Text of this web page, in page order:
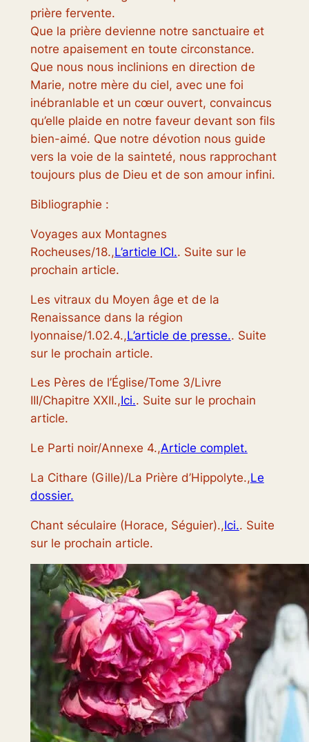
prière fervente.
Que la prière devienne notre sanctuaire et
notre apaisement en toute circonstance.
Que nous nous inclinions en direction de
Marie, notre mère du ciel, avec une foi
inébranlable et un cœur ouvert, convaincus
qu’elle plaide en notre faveur devant son fils
bien-aimé. Que notre dévotion nous guide
vers la voie de la sainteté, nous rapprochant
toujours plus de Dieu et de son amour infini.
Bibliographie :
Voyages aux Montagnes
Rocheuses/18.,L’article ICI.. Suite sur le
prochain article.
Les vitraux du Moyen âge et de la
Renaissance dans la région
lyonnaise/1.02.4.,L’article de presse.. Suite
sur le prochain article.
Les Pères de l’Église/Tome 3/Livre
III/Chapitre XXII.,Ici.. Suite sur le prochain
article.
Le Parti noir/Annexe 4.,Article complet.
La Cithare (Gille)/La Prière d’Hippolyte.,Le
dossier.
Chant séculaire (Horace, Séguier).,Ici.. Suite
sur le prochain article.